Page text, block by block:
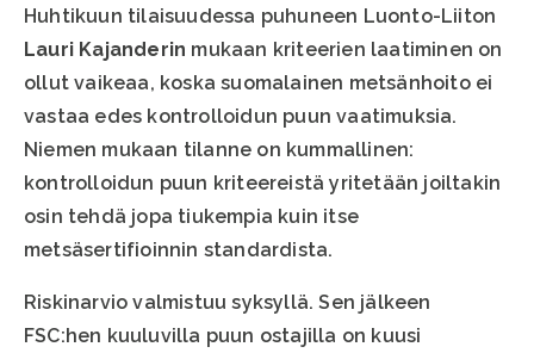
Huhtikuun tilaisuudessa puhuneen Luonto-Liiton
Lauri Kajanderin mukaan kriteerien laatiminen on
ollut vaikeaa, koska suomalainen metsänhoito ei
vastaa edes kontrolloidun puun vaatimuksia.
Niemen mukaan tilanne on kummallinen:
kontrolloidun puun kriteereistä yritetään joiltakin
osin tehdä jopa tiukempia kuin itse
metsäsertifioinnin standardista.
Riskinarvio valmistuu syksyllä. Sen jälkeen
FSC:hen kuuluvilla puun ostajilla on kuusi